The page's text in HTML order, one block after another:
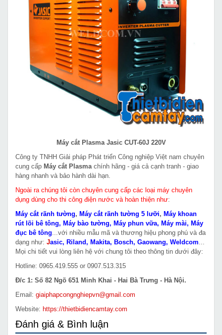
Máy cắt Plasma Jasic CUT-60J 220V
Công ty TNHH Giải pháp Phát triển Công nghiệp Việt nam chuyên
cung cấp Máy cắt Plasma chính hãng - giá cả cạnh tranh - giao
hàng nhanh và bảo hành dài hạn.
Ngoài ra chúng tôi còn chuyên cung cấp các loại máy chuyên
dụng dùng cho thi công điện nước và hoàn thiện như:
Máy cắt rãnh tường, Máy cắt rãnh tường 5 lưỡi, Máy khoan
rút lõi bê tông, Máy bào tường, Máy phun vữa, Máy mài, Máy
đục bê tông ...với nhiều mẫu mã và thương hiệu phong phú và đa
dạng như: Jasic, Riland, Makita, Bosch, Gaowang, Weldcom
Mọi chi tiết vui lòng liên hệ với chung tôi theo thông tin dưới đây:
Hotline: 0965.419.555 or 0907.513.315
Đ/c 1: Số 82 Ngõ 651 Minh Khai - Hai Bà Trưng - Hà Nội.
Email: giaiphapcongnghiepvn@gmail.com
Website: https://thietbidiencamtay.com
Đánh giá & Bình luận